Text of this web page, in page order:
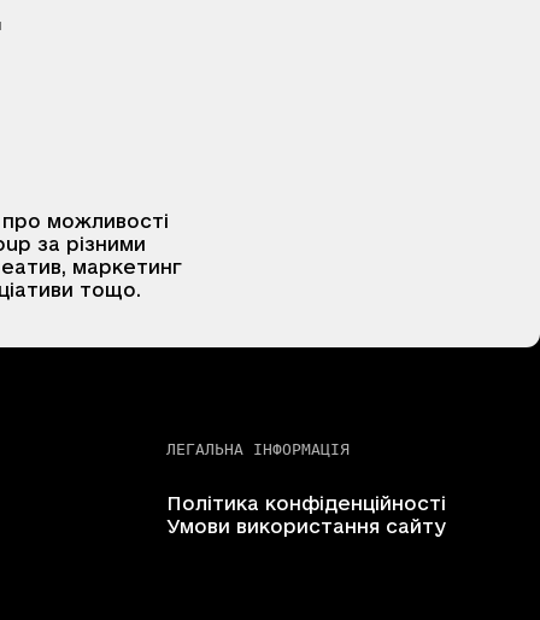
про можливості
за різними
маркетинг
тощо.
ЛЕГАЛЬНА ІНФОРМАЦІЯ
Політика конфіденційності
Умови використання сайту